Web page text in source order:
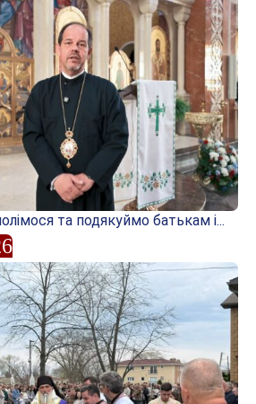
та подякуймо батькам і...